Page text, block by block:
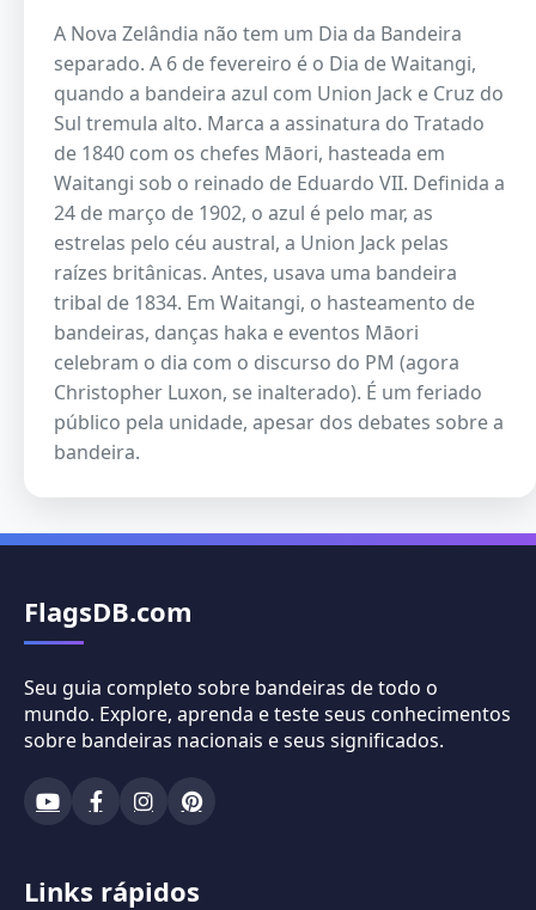
A Nova Zelândia não tem um Dia da Bandeira
separado. A 6 de fevereiro é o Dia de Waitangi,
quando a bandeira azul com Union Jack e Cruz do
Sul tremula alto. Marca a assinatura do Tratado
de 1840 com os chefes Māori, hasteada em
Waitangi sob o reinado de Eduardo VII. Definida a
24 de março de 1902, o azul é pelo mar, as
estrelas pelo céu austral, a Union Jack pelas
raízes britânicas. Antes, usava uma bandeira
tribal de 1834. Em Waitangi, o hasteamento de
bandeiras, danças haka e eventos Māori
celebram o dia com o discurso do PM (agora
Christopher Luxon, se inalterado). É um feriado
público pela unidade, apesar dos debates sobre a
bandeira.
FlagsDB.com
Seu guia completo sobre bandeiras de todo o
mundo. Explore, aprenda e teste seus conhecimentos
sobre bandeiras nacionais e seus significados.
Links rápidos